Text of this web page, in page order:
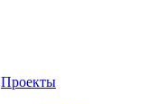
Проекты